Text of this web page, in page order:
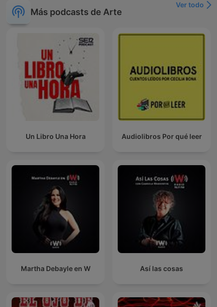
Más podcasts de Arte
Ver todo
Un Libro Una Hora Audiolibros Por qué leer
Martha Debayle en W Así las cosas